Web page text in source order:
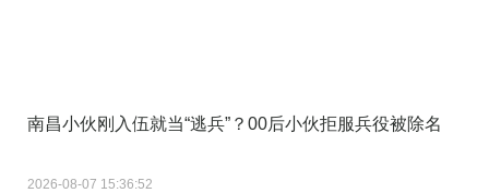
南昌小伙刚入伍就当“逃兵”？00后小伙拒服兵役被除名
2026-08-07 15:36:52